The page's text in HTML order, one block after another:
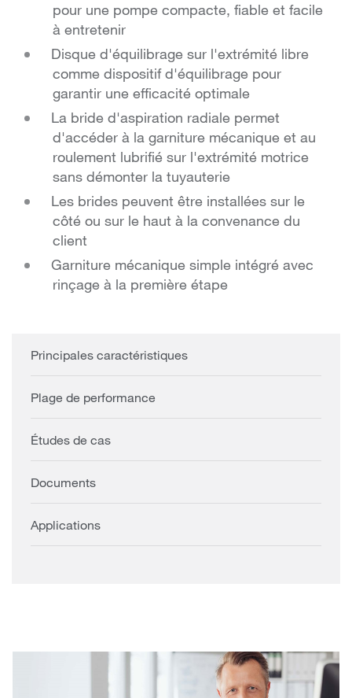
pour une pompe compacte, fiable et facile
à entretenir
Disque d'équilibrage sur l'extrémité libre
comme dispositif d'équilibrage pour
garantir une efficacité optimale
La bride d'aspiration radiale permet
d'accéder à la garniture mécanique et au
roulement lubrifié sur l'extrémité motrice
sans démonter la tuyauterie
Les brides peuvent être installées sur le
côté ou sur le haut à la convenance du
client
Garniture mécanique simple intégré avec
rinçage à la première étape
Principales caractéristiques
Plage de performance
Études de cas
Documents
Applications